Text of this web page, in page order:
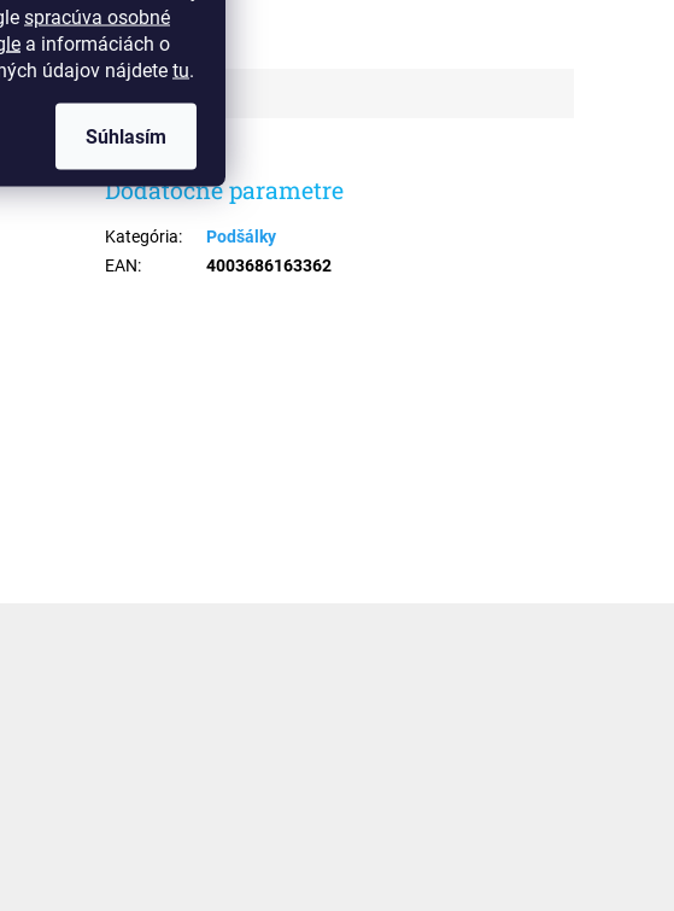
spracúva osobné
a informáciách o
údajov nájdete tu.
Súhlasím
Dodatočné parametre
Kategória:
Podšálky
EAN: 4003686163362